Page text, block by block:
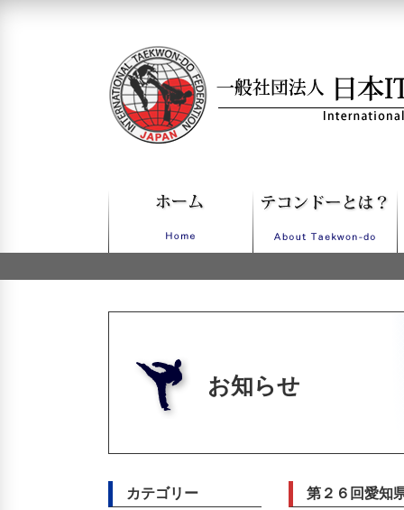
お知らせ
カテゴリー 第２６回愛知